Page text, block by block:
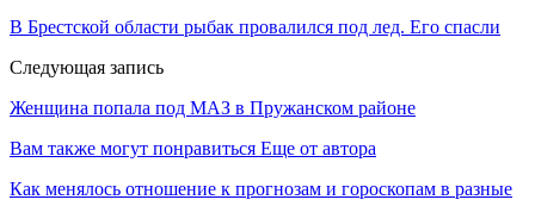
В Брестской области рыбак провалился под лед. Его спасли
Следующая запись
Женщина попала под МАЗ в Пружанском районе
Вам также могут понравиться Еще от автора
Как менялось отношение к прогнозам и гороскопам в разные